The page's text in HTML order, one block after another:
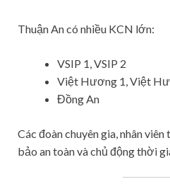
Thuận An có nhiều KCN lớn:
VSIP 1, VSIP 2
Việt Hương 1, Việt
Đồng An
Các đoàn chuyên gia, nhân
bảo an toàn và chủ động thời